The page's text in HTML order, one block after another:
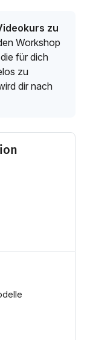
zu
Workshop
für dich
zu
dir nach